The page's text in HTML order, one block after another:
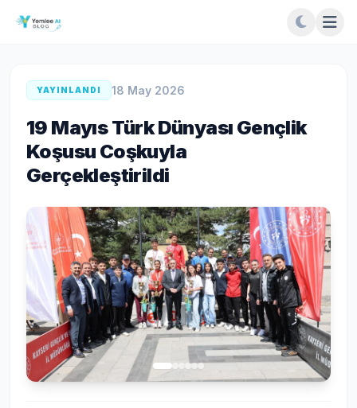
YAYINLANDI 18 May 2026
19 Mayıs Türk Dünyası Gençlik
Koşusu Coşkuyla
Gerçekleştirildi